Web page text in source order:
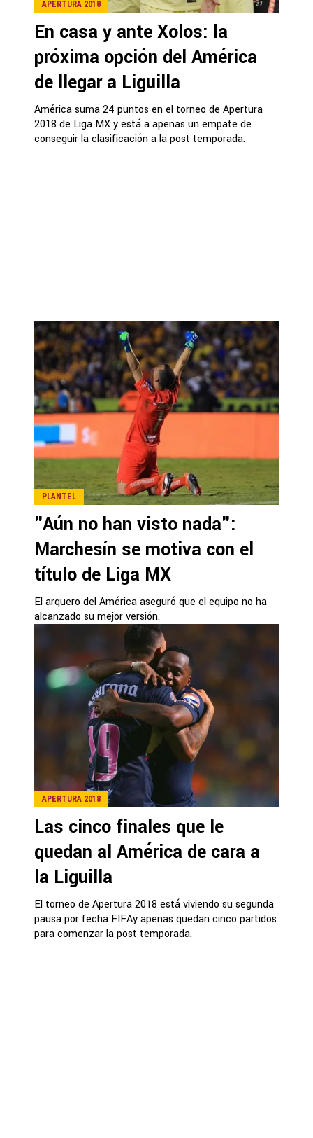
APERTURA 2018
En casa y ante Xolos: la
próxima opción del América
de llegar a Liguilla
América suma 24 puntos en el torneo de Apertura
2018 de Liga MX y está a apenas un empate de
conseguir la clasificación a la post temporada.
PLANTEL
"Aún no han visto nada":
Marchesín se motiva con el
título de Liga MX
El arquero del América aseguró que el equipo no ha
alcanzado su mejor versión.
APERTURA 2018
Las cinco finales que le
quedan al América de cara a
la Liguilla
El torneo de Apertura 2018 está viviendo su segunda
pausa por fecha FIFAy apenas quedan cinco partidos
para comenzar la post temporada.